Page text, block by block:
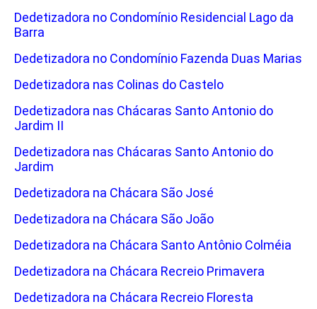
Dedetizadora no Condomínio Residencial Lago da
Barra
Dedetizadora no Condomínio Fazenda Duas Marias
Dedetizadora nas Colinas do Castelo
Dedetizadora nas Chácaras Santo Antonio do
Jardim II
Dedetizadora nas Chácaras Santo Antonio do
Jardim
Dedetizadora na Chácara São José
Dedetizadora na Chácara São João
Dedetizadora na Chácara Santo Antônio Colméia
Dedetizadora na Chácara Recreio Primavera
Dedetizadora na Chácara Recreio Floresta